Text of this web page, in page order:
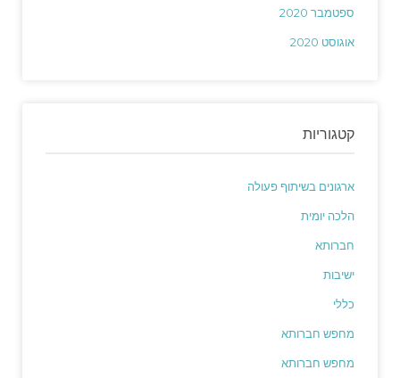
ספטמבר 2020
אוגוסט 2020
קטגוריות
ארגונים בשיתוף פעולה
הלכה יומית
חברותא
ישיבות
כללי
מחפש חברותא
מחפש חברותא